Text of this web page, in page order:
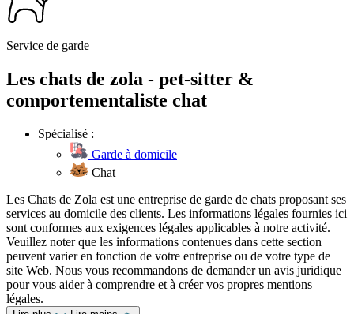
Service de garde
Les chats de zola - pet-sitter &
comportementaliste chat
Spécialisé :
Garde à domicile
Chat
Les Chats de Zola est une entreprise de garde de chats proposant ses
services au domicile des clients. Les informations légales fournies ici
sont conformes aux exigences légales applicables à notre activité.
Veuillez noter que les informations contenues dans cette section
peuvent varier en fonction de votre entreprise ou de votre type de
site Web. Nous vous recommandons de demander un avis juridique
pour vous aider à comprendre et à créer vos propres mentions
légales.